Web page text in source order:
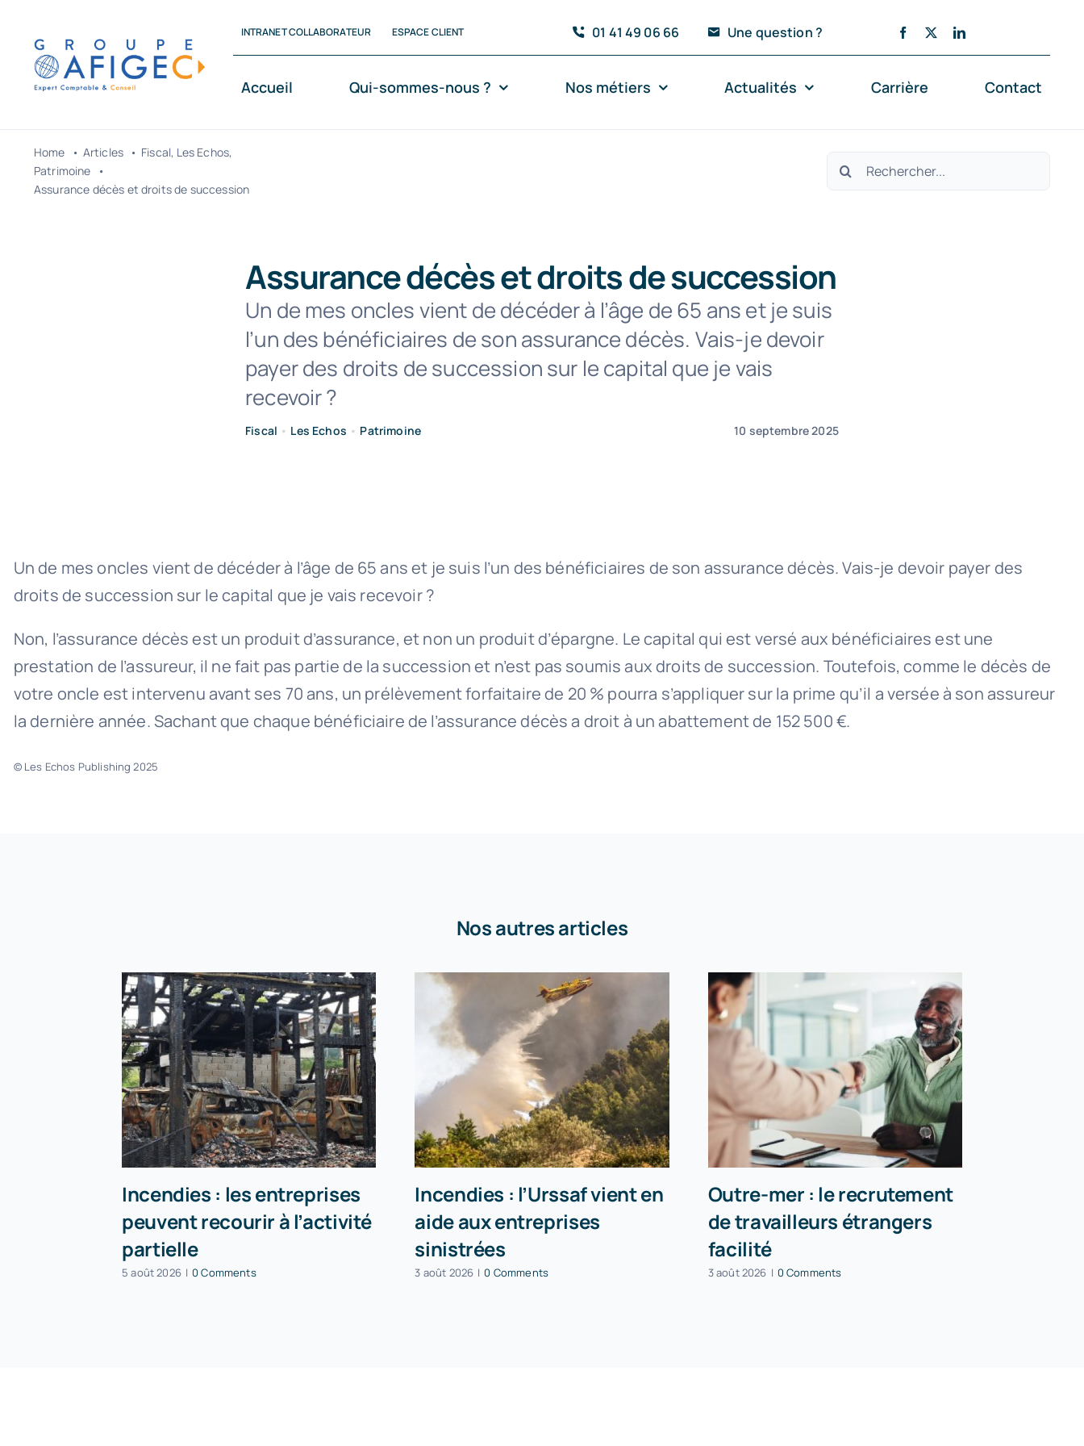
contenu
INTRANET COLLABORATEUR ESPACE CLIENT 01 41 49 06 66 Une question ?
Accueil Qui-sommes-nous ? Nos métiers Actualités Carrière Contact
Home Articles Fiscal Les Echos
Patrimoine
Assurance décès et droits de succession
Rechercher:
Assurance décès et droits de succession
Un de mes oncles vient de décéder à l’âge de 65 ans et je suis
l’un des bénéficiaires de son assurance décès. Vais-je devoir
payer des droits de succession sur le capital que je vais
recevoir ?
Fiscal • Les Echos • Patrimoine 10 septembre 2025
Un de mes oncles vient de décéder à l’âge de 65 ans et je suis l’un des bénéficiaires de son assurance décès. Vais-je devoir payer des
droits de succession sur le capital que je vais recevoir ?
Non, l’assurance décès est un produit d’assurance, et non un produit d’épargne. Le capital qui est versé aux bénéficiaires est une
prestation de l’assureur, il ne fait pas partie de la succession et n’est pas soumis aux droits de succession. Toutefois, comme le décès de
votre oncle est intervenu avant ses 70 ans, un prélèvement forfaitaire de 20 % pourra s’appliquer sur la prime qu’il a versée à son assureur
la dernière année. Sachant que chaque bénéficiaire de l’assurance décès a droit à un abattement de 152 500 €.
© Les Echos Publishing 2025
Nos autres articles
Incendies : les entreprises
peuvent recourir à l’activité
partielle
5 août 2026 | 0 Comments
Incendies : l’Urssaf vient en
aide aux entreprises
sinistrées
3 août 2026 | 0 Comments
Outre-mer : le recrutement
de travailleurs étrangers
facilité
3 août 2026 | 0 Comments